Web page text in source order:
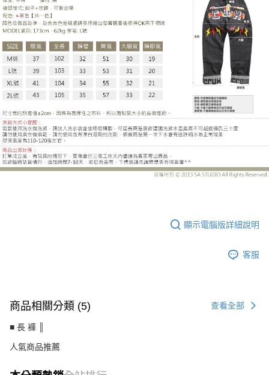
顯示電腦版詳細說明
客服
商品相關分類 (5) 查看全部
■ 長 褲 ║
人氣商品推薦